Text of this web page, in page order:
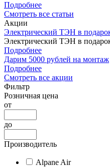
Подробнее
Смотреть все статьи
Акции
Электрический ТЭН в
Электрический ТЭН в
Подробнее
Дарим 5000 рублей на монтаж
Подробнее
Смотреть все акции
Фильтр
Розничная цена
от
до
Производитель
Alpane Air